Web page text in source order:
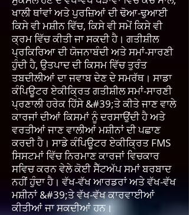
ਖਾਲੀ ਥਾਂਵਾਂ ਅਤੇ ਪੁਰਜ਼ਿਆਂ ਦੀ ਢੋਆ-ਢੁਆਈ
ਕਿਸੇ ਵੀ ਮਸ਼ੀਨ ਵਿੱਚ, ਕਿਸੇ ਵੀ ਸਮੇਂ ਕਿਸੇ ਵੀ
ਕ੍ਰਮ ਵਿੱਚ ਕੀਤੀ ਜਾ ਸਕਦੀ ਹੈ। ਗਤੀਸ਼ੀਲ
ਪ੍ਰਕਿਰਿਆ ਦੀ ਯੋਜਨਾਬੰਦੀ ਅਤੇ ਸਮਾਂ-ਸਾਰਣੀ
ਹੁੰਦੀ ਹੈ, ਉਤਪਾਦ ਦੀ ਕਿਸਮ ਵਿੱਚ ਤੁਰੰਤ
ਤਬਦੀਲੀਆਂ ਦਾ ਜਵਾਬ ਦੇਣ ਦੇ ਸਮਰੱਥ। ਸਾਡਾ
ਕੰਪਿਊਟਰ ਏਕੀਕ੍ਰਿਤ ਗਤੀਸ਼ੀਲ ਸਮਾਂ-ਸਾਰਣੀ
ਪ੍ਰਣਾਲੀ ਹਰੇਕ ਹਿੱਸੇ &#39;ਤੇ ਕੀਤੇ ਜਾਣ ਵਾਲੇ
ਕਾਰਜਾਂ ਦੀਆਂ ਕਿਸਮਾਂ ਨੂੰ ਦਰਸਾਉਂਦੀ ਹੈ ਅਤੇ
ਵਰਤੀਆਂ ਜਾਣ ਵਾਲੀਆਂ ਮਸ਼ੀਨਾਂ ਦੀ ਪਛਾਣ
ਕਰਦੀ ਹੈ। ਸਾਡੇ ਕੰਪਿਊਟਰ ਏਕੀਕ੍ਰਿਤ FMS
ਸਿਸਟਮਾਂ ਵਿੱਚ ਨਿਰਮਾਣ ਕਾਰਜਾਂ ਵਿਚਕਾਰ
ਸਵਿਚ ਕਰਨ ਵੇਲੇ ਕੋਈ ਸੈੱਟਅੱਪ ਸਮਾਂ ਬਰਬਾਦ
ਨਹੀਂ ਹੁੰਦਾ ਹੈ। ਵੱਖ-ਵੱਖ ਆਰਡਰਾਂ ਅਤੇ ਵੱਖ-ਵੱਖ
ਮਸ਼ੀਨਾਂ &#39;ਤੇ ਵੱਖ-ਵੱਖ ਕਾਰਵਾਈਆਂ
ਕੀਤੀਆਂ ਜਾ ਸਕਦੀਆਂ ਹਨ।